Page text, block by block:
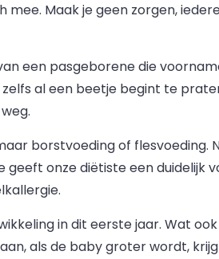
Maak je geen zorgen,
een pasgeborene die
al een beetje begint te
borstvoeding of
onze diëtiste een duidelijk
in dit eerste jaar. Wat
als de baby groter wordt,